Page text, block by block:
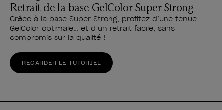
Retrait de la base GelColor Super Strong
Grâce à la base Super Strong, profitez d’une tenue
GelColor optimale… et d’un retrait facile, sans
compromis sur la qualité !
REGARDER LE TUTORIEL